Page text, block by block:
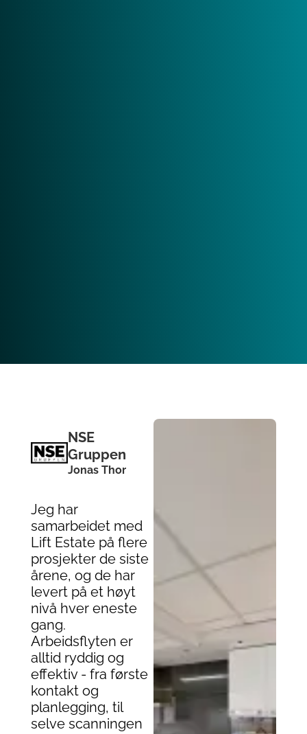
NSE
Gruppen
Jonas Thor
Jeg har
samarbeidet med
Lift Estate på flere
prosjekter de siste
årene, og de har
levert på et høyt
nivå hver eneste
gang.
Arbeidsflyten er
alltid ryddig og
effektiv - fra første
kontakt og
planlegging, til
selve scanningen